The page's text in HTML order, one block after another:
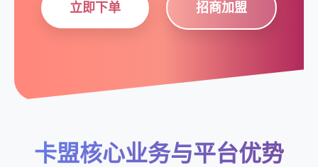
立即下单 招商加盟
卡盟核心业务与平台优势